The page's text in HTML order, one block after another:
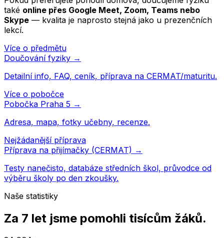
také online přes Google Meet, Zoom, Teams nebo
Skype — kvalita je naprosto stejná jako u prezenčních
lekcí.
Více o předmětu
Doučování fyziky →
Detailní info, FAQ, ceník, příprava na CERMAT/maturitu.
Více o pobočce
Pobočka Praha 5 →
Adresa, mapa, fotky učebny, recenze.
Nejžádanější příprava
Příprava na přijímačky (CERMAT) →
Testy nanečisto, databáze středních škol, průvodce od
výběru školy po den zkoušky.
Naše statistiky
Za 7 let jsme pomohli tisícům žáků.